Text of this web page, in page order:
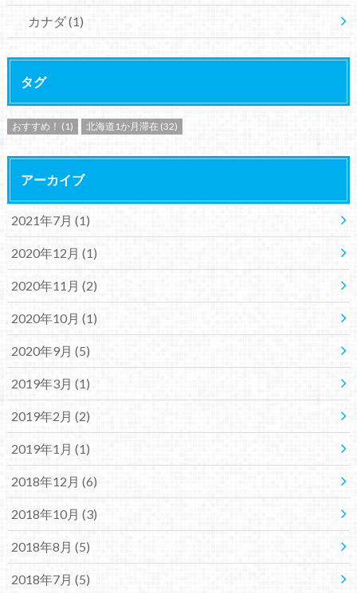
カナダ(1)
タグ
おすすめ！ (1) 北海道1か月滞在 (32)
アーカイブ
2021年7月 (1)
2020年12月 (1)
2020年11月 (2)
2020年10月 (1)
2020年9月 (5)
2019年3月 (1)
2019年2月 (2)
2019年1月 (1)
2018年12月 (6)
2018年10月 (3)
2018年8月 (5)
2018年7月 (5)